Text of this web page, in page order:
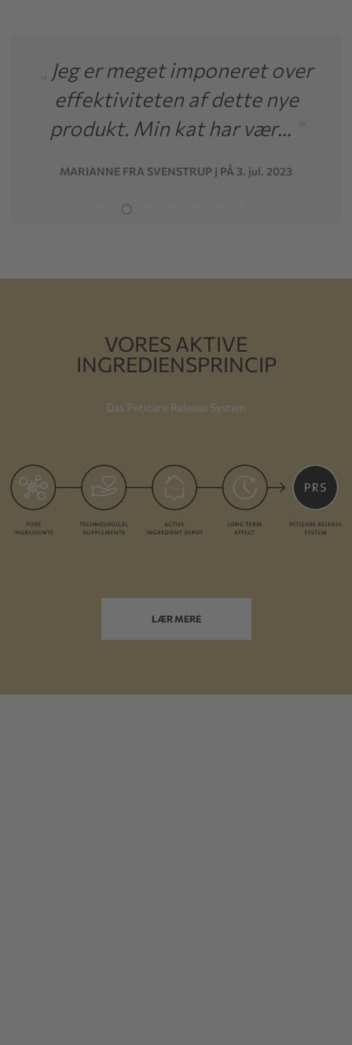
„ Jeg er meget imponeret over
effektiviteten af dette nye
produkt. Min kat har vær... “
MARIANNE FRA SVENSTRUP J PÅ 3. jul. 2023
VORES AKTIVE
INGREDIENSPRINCIP
Das Peticare Release System
LÆR MERE